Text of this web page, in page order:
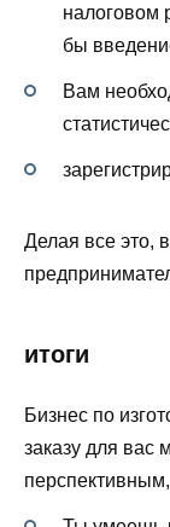
бы
Вам
Делая все это,
итоги
Бизнес по
заказу для вас